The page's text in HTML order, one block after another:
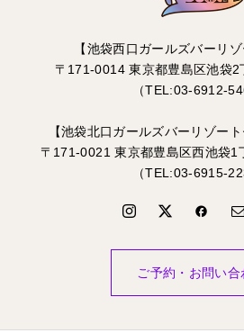
【池袋西口ガールズバーリ
〒171-0014 東京都豊島区池袋
（TEL:03-6912-
【池袋北口ガールズバーリゾー
〒171-0021 東京都豊島区西池袋1
（TEL:03-6915-
ご予約・お問い合